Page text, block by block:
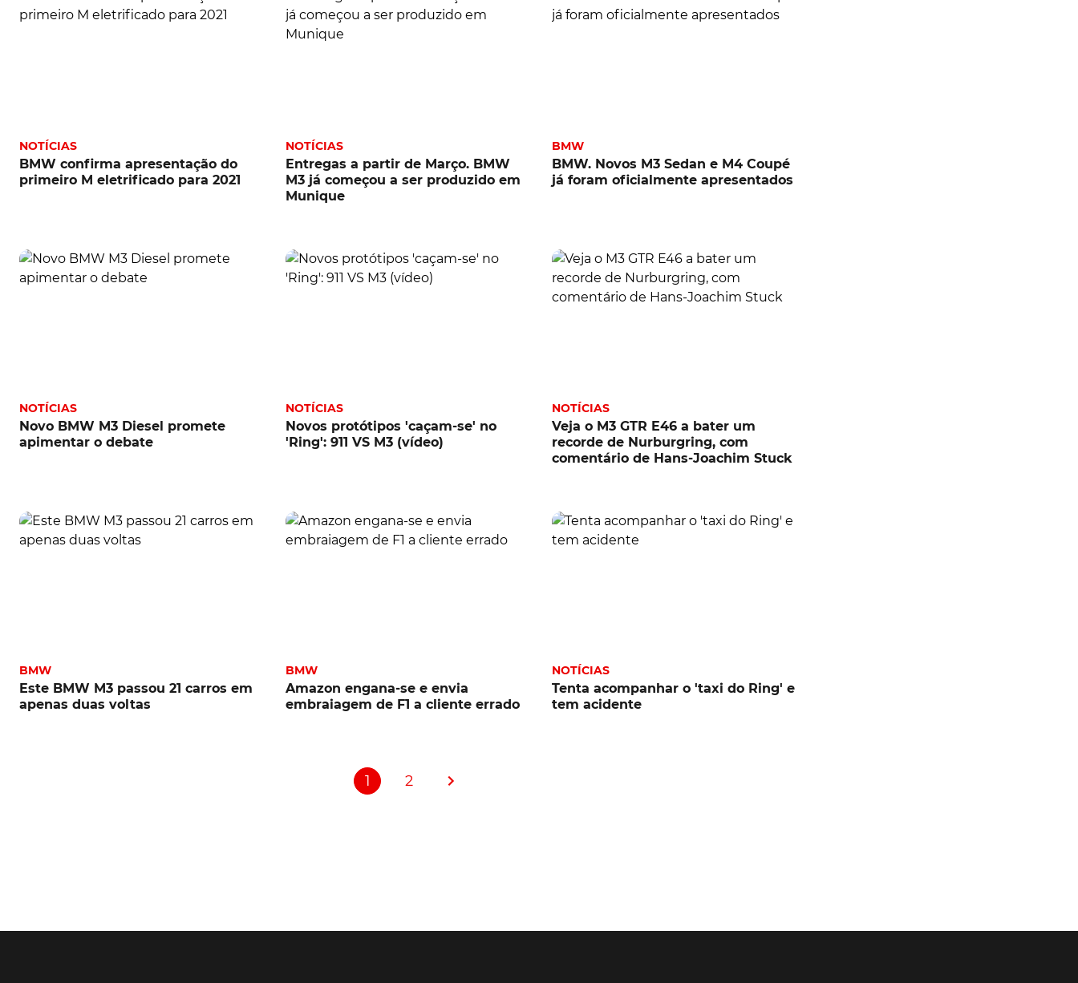
NOTÍCIAS
BMW confirma apresentação do
primeiro M eletrificado para 2021
NOTÍCIAS
Entregas a partir de Março. BMW
M3 já começou a ser produzido em
Munique
BMW
BMW. Novos M3 Sedan e M4 Coupé
já foram oficialmente apresentados
NOTÍCIAS
Novo BMW M3 Diesel promete
apimentar o debate
NOTÍCIAS
Novos protótipos 'caçam-se' no
'Ring': 911 VS M3 (vídeo)
NOTÍCIAS
Veja o M3 GTR E46 a bater um
recorde de Nurburgring, com
comentário de Hans-Joachim Stuck
BMW
Este BMW M3 passou 21 carros em
apenas duas voltas
BMW
Amazon engana-se e envia
embraiagem de F1 a cliente errado
NOTÍCIAS
Tenta acompanhar o 'taxi do Ring' e
tem acidente
1 2